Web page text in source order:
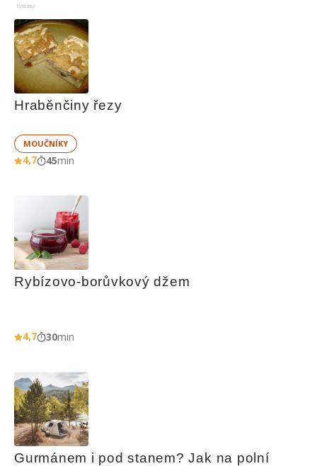
Reklama
Hraběnčiny řezy
MOUČNÍKY
4,7 45min
Rybízovo-borůvkový džem
4,7 30min
Gurmánem i pod stanem? Jak na polní